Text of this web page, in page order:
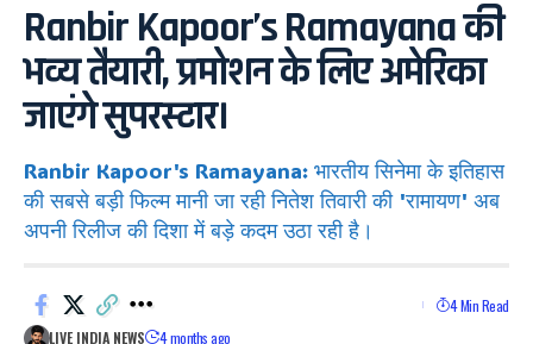
Ranbir Kapoor’s Ramayana की
भव्य तैयारी, प्रमोशन के लिए अमेरिका
जाएंगे सुपरस्टार।
Ranbir Kapoor's Ramayana: भारतीय सिनेमा के इतिहास
की सबसे बड़ी फिल्म मानी जा रही नितेश तिवारी की 'रामायण' अब
अपनी रिलीज की दिशा में बड़े कदम उठा रही है।
LIVE INDIA NEWS 4 months ago
4 Min Read